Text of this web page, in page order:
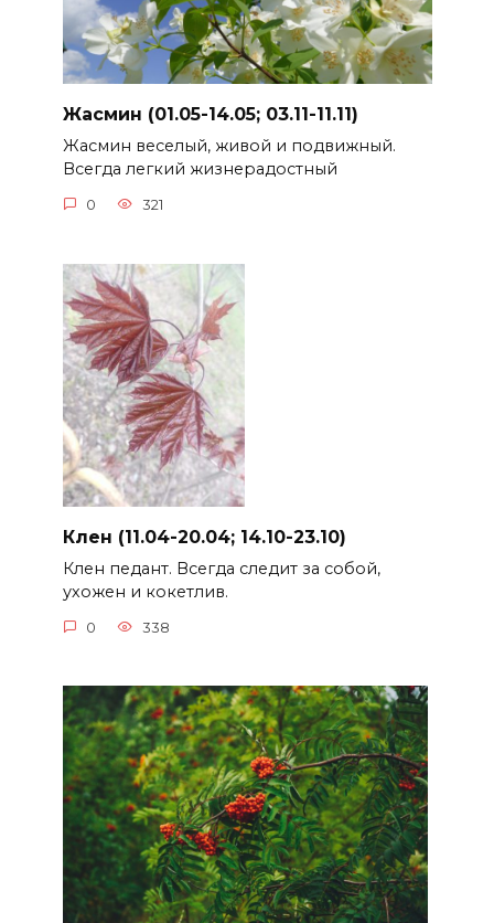
Жасмин (01.05-14.05; 03.11-11.11)
Жасмин веселый, живой и подвижный.
Всегда легкий жизнерадостный
0 321
Клен (11.04-20.04; 14.10-23.10)
Клен педант. Всегда следит за собой,
ухожен и кокетлив.
0 338